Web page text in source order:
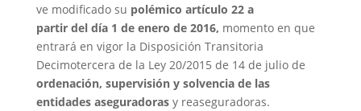
ve modificado su polémico artículo 22 a
partir del día 1 de enero de 2016, momento en que
entrará en vigor la Disposición Transitoria
Decimotercera de la Ley 20/2015 de 14 de julio de
ordenación, supervisión y solvencia de las
entidades aseguradorasy reaseguradoras.